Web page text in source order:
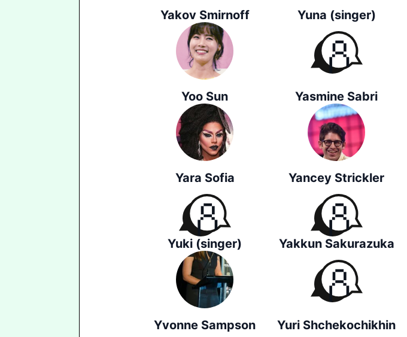
Yakov Smirnoff Yuna (singer)
Yoo Sun Yasmine Sabri
Yara Sofia Yancey Strickler
Yuki (singer) Yakkun Sakurazuka
Yvonne Sampson Yuri Shchekochikhin